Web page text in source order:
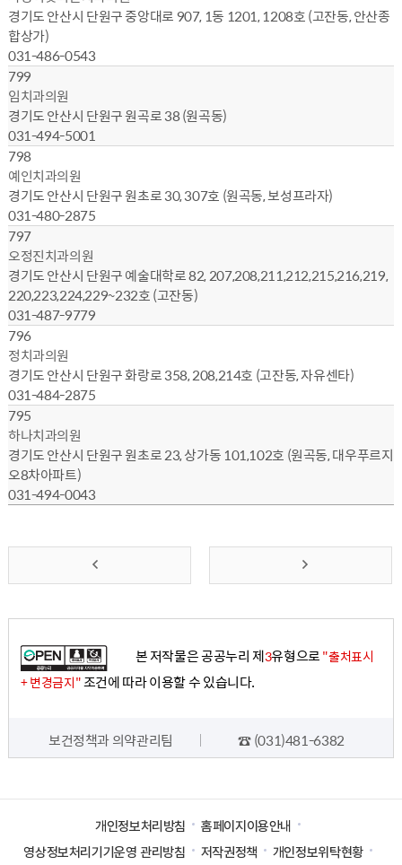
경기도 안산시 단원구 중앙대로 907, 1동 1201, 1208호 (고잔동, 안산종
합상가)
031-486-0543
799
임치과의원
경기도 안산시 단원구 원곡로 38 (원곡동)
031-494-5001
798
예인치과의원
경기도 안산시 단원구 원초로 30, 307호 (원곡동, 보성프라자)
031-480-2875
797
오정진치과의원
경기도 안산시 단원구 예술대학로 82, 207,208,211,212,215,216,219,
220,223,224,229~232호 (고잔동)
031-487-9779
796
정치과의원
경기도 안산시 단원구 화랑로 358, 208,214호 (고잔동, 자유센타)
031-484-2875
795
하나치과의원
경기도 안산시 단원구 원초로 23, 상가동 101,102호 (원곡동, 대우푸르지
오8차아파트)
031-494-0043
가
본 저작물은 공공누리 제3유형으로"출처표시
+ 변경금지"조건에 따라 이용할 수 있습니다.
보건정책과 의약관리팀 ☎ (031)481-6382
개인정보처리방침
홈페이지이용안내
영상정보처리기기운영 관리방침
저작권정책 개인정보위탁현황